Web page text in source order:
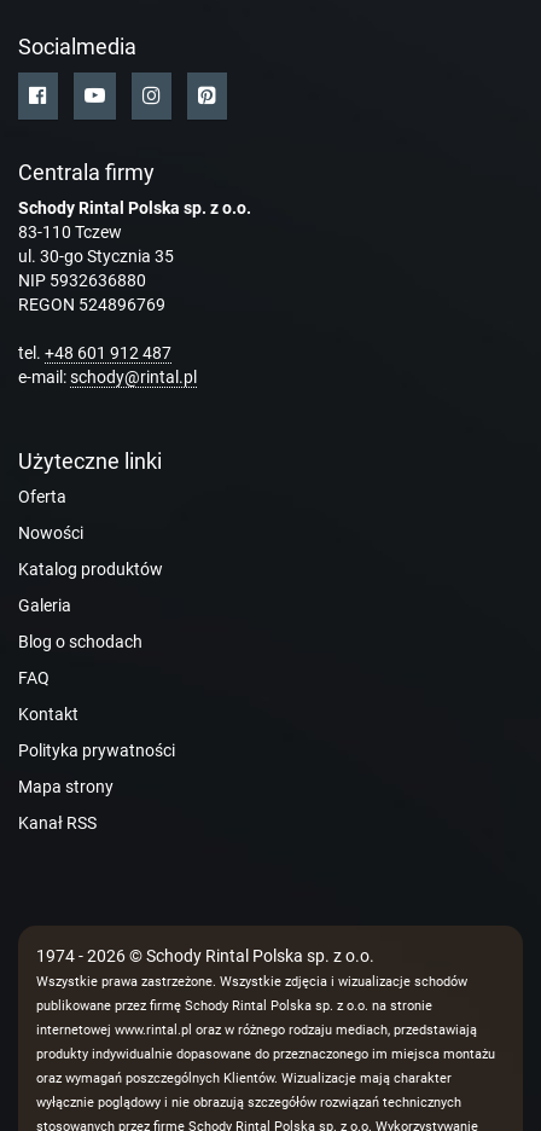
Socialmedia
Centrala firmy
Schody Rintal Polska sp. z o.o.
83-110 Tczew
ul. 30-go Stycznia 35
NIP 5932636880
REGON 524896769
tel. +48 601 912 487
e-mail:schody@rintal.pl
Użyteczne linki
Oferta
Nowości
Katalog produktów
Galeria
Blog o schodach
FAQ
Kontakt
Polityka prywatności
Mapa strony
Kanał RSS
1974 - 2026 © Schody Rintal Polska sp. z o.o.
Wszystkie prawa zastrzeżone. Wszystkie zdjęcia i wizualizacje schodów
publikowane przez firmę Schody Rintal Polska sp. z o.o. na stronie
internetowej www.rintal.pl oraz w różnego rodzaju mediach, przedstawiają
produkty indywidualnie dopasowane do przeznaczonego im miejsca montażu
oraz wymagań poszczególnych Klientów. Wizualizacje mają charakter
wyłącznie poglądowy i nie obrazują szczegółów rozwiązań technicznych
stosowanych przez firmę Schody Rintal Polska sp. z o.o. Wykorzystywanie